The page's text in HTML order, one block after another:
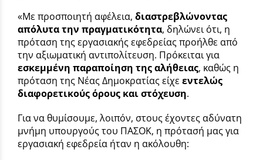
«Με προσποιητή αφέλεια, διαστρεβλώνοντας
απόλυτα την πραγματικότητα, δηλώνει ότι, η
πρόταση της εργασιακής εφεδρείας προήλθε από
την αξιωματική αντιπολίτευση. Πρόκειται για
εσκεμμένη παραποίηση της αλήθειας, καθώς η
πρόταση της Νέας Δημοκρατίας είχε εντελώς
διαφορετικούς όρους και στόχευση.
Για να θυμίσουμε, λοιπόν, στους έχοντες αδύνατη
μνήμη υπουργούς του ΠΑΣΟΚ, η πρότασή μας για
εργασιακή εφεδρεία ήταν η ακόλουθη: